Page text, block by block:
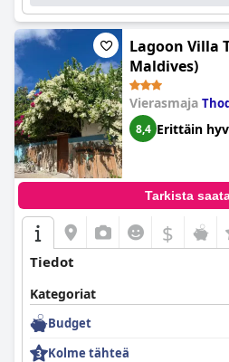
Lagoon Villa
Maldives)
Vierasmaja
8,4 Erittäin
Tarkista
$
Tiedot
Kategoriat
Budget
Kolme tähteä